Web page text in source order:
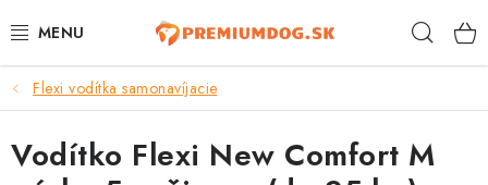
na
TOP 100 PRODUKTOV
NOVINKY
Flexi vodítka samonavíjacie
Vodítko Flexi New Comfort M